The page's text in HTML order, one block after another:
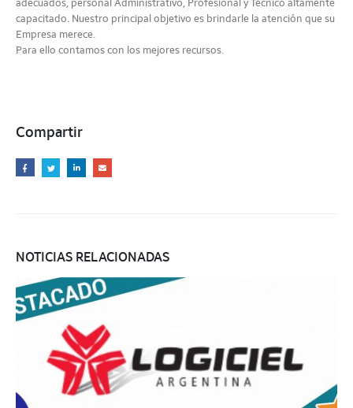
capacitado. Nuestro principal objetivo es brindarle la atención que su
Empresa merece.
Para ello contamos con los mejores recursos.
Compartir
NOTICIAS RELACIONADAS